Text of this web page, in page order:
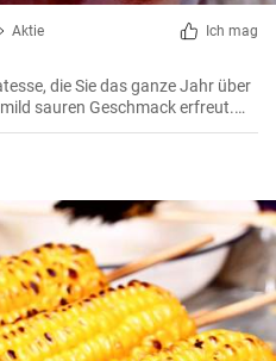
Aktie Ich mag
die Sie das ganze Jahr über
sauren Geschmack erfreut.
nicht viele Zutaten.